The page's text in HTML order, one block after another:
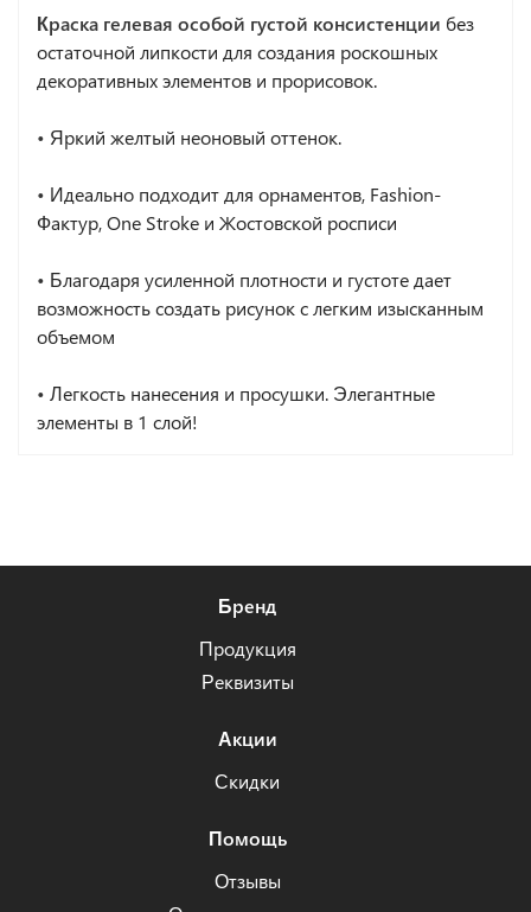
Краска гелевая особой густой консистенции без
остаточной липкости для создания роскошных
декоративных элементов и прорисовок.
• Яркий желтый неоновый оттенок.
• Идеально подходит для орнаментов, Fashion-
Фактур, One Stroke и Жостовской росписи
• Благодаря усиленной плотности и густоте дает
возможность создать рисунок с легким изысканным
объемом
• Легкость нанесения и просушки. Элегантные
элементы в 1 слой!
Бренд
Продукция
Реквизиты
Акции
Скидки
Помощь
Отзывы